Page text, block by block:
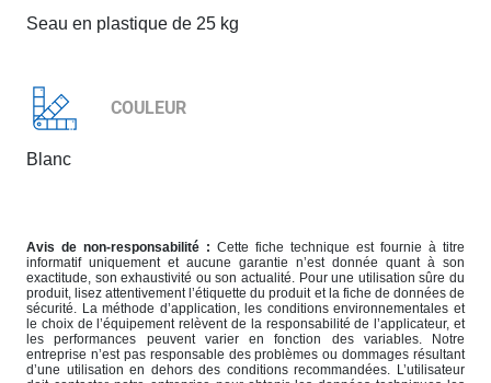
Seau en plastique de 25 kg
COULEUR
Blanc
Avis de non-responsabilité : Cette fiche technique est fournie à titre
informatif uniquement et aucune garantie n’est donnée quant à son
exactitude, son exhaustivité ou son actualité. Pour une utilisation sûre du
produit, lisez attentivement l’étiquette du produit et la fiche de données de
sécurité. La méthode d’application, les conditions environnementales et
le choix de l’équipement relèvent de la responsabilité de l’applicateur, et
les performances peuvent varier en fonction des variables. Notre
entreprise n’est pas responsable des problèmes ou dommages résultant
d’une utilisation en dehors des conditions recommandées. L’utilisateur